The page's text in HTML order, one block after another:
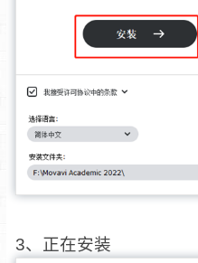
3、正在安装